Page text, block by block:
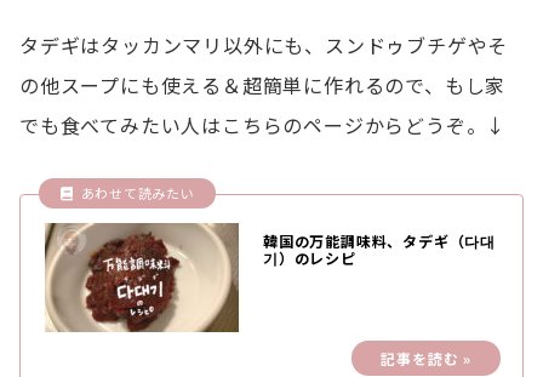
タデギはタッカンマリ以外にも、スンドゥブチゲやそ
の他スープにも使える＆超簡単に作れるので、もし家
でも食べてみたい人はこちらのページからどうぞ。↓
韓国の万能調味料、タデギ（다대
기）のレシピ